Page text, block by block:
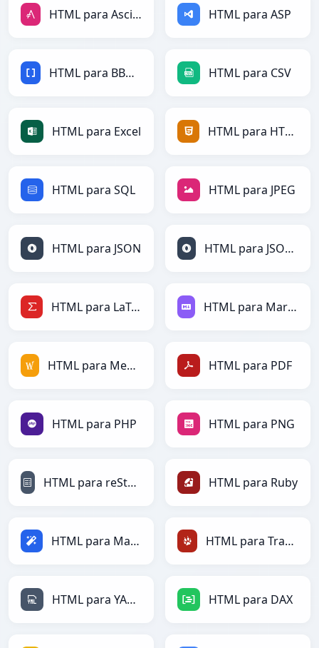
HTML para AsciiDoc HTML para ASP
HTML para BBCode HTML para CSV
HTML para Excel HTML para HTML
HTML para SQL HTML para JPEG
HTML para JSON HTML para JSONLines
HTML para LaTeX HTML para Markdown
HTML para MediaWiki HTML para PDF
HTML para PHP HTML para PNG
HTML para reStructuredText HTML para Ruby
HTML para Magic HTML para TracWiki
HTML para YAML HTML para DAX